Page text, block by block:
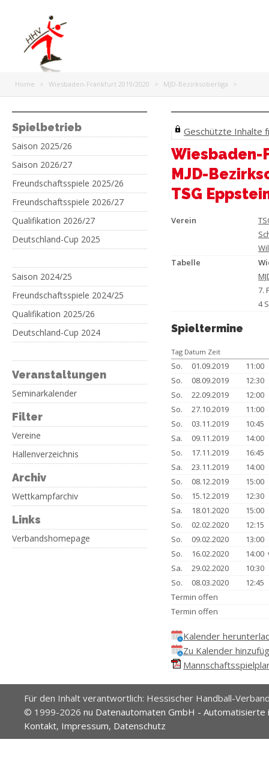
Home > Wiesbaden-Frankfurt 2019/2020 > MJD-Bezirksoberliga >
Spielbetrieb
Saison 2025/26
Saison 2026/27
Freundschaftsspiele 2025/26
Freundschaftsspiele 2026/27
Qualifikation 2026/27
Deutschland-Cup 2025
Saison 2024/25
Freundschaftsspiele 2024/25
Qualifikation 2025/26
Deutschland-Cup 2024
Veranstaltungen
Seminarkalender
Filter
Vereine
Hallenverzeichnis
Archiv
Wettkampfarchiv
Links
Verbandshomepage
Geschützte Inhalte
MJD-
TSG
Verein
Tabelle
7.
4
Spieltermine
Tag Datum Zeit
So. 01.09.2019
11:00
So.
08.09.2019
12:30
So.
22.09.2019
12:00
So.
27.10.2019
11:00
So.
03.11.2019
10:45
Sa.
09.11.2019
14:00
So.
17.11.2019
16:45
Sa.
23.11.2019
14:00
So.
08.12.2019
15:00
So.
15.12.2019
12:30
Sa.
18.01.2020
15:00
So.
02.02.2020
12:15
So.
09.02.2020
13:00
So.
16.02.2020
Sa.
29.02.2020
10:30
So.
08.03.2020
12:45
Termin offen
Termin offen
Kalender
Zu Kalender
Für den Inhalt verantwortlich: Hessischer Handball-
© 1999-2026 nu Datenautomaten GmbH -
Kontakt, Impressum, Datenschutz